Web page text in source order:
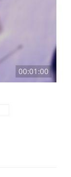
00:01:00